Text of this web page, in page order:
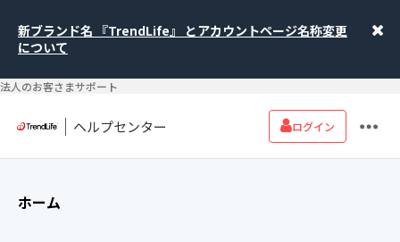
新ブランド名 『TrendLife』 とアカウントページ名称変更
について
法人のお客さまサポート
ヘルプセンター ログイン
ホーム